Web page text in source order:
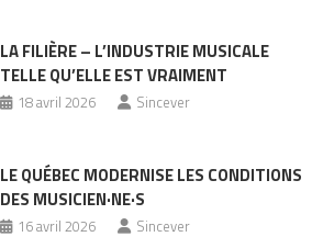
LA FILIÈRE – L’INDUSTRIE MUSICALE
TELLE QU’ELLE EST VRAIMENT
18 avril 2026 Sincever
LE QUÉBEC MODERNISE LES CONDITIONS
DES MUSICIEN·NE·S
16 avril 2026 Sincever